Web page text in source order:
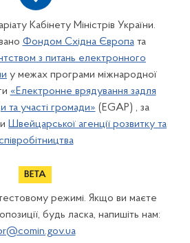
Кабінету Міністрів України.
Фондом Східна Європата
з питань електронного
у межах програми міжнародної
«Електронне врядування задля
та участі громади» (EGAP) , за
Швейцарської агенції розвитку та
режимі. Якщо ви маєте
будь ласка, напишіть нам: